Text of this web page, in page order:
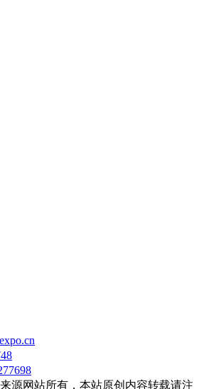
源网站所有，本站原创内容转载请注